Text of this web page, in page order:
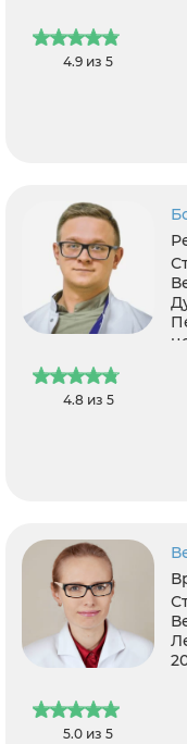
4.9 из 5
4.8 из 5
5.0 из 5